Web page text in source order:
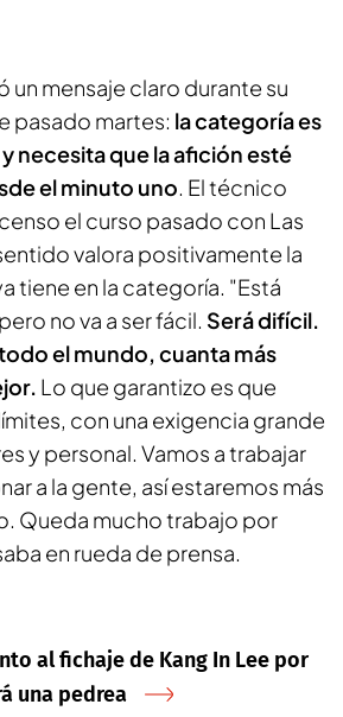
un mensaje claro durante su
pasado martes: la categoría es
necesita que la afición esté
el minuto uno. El técnico
el curso pasado con Las
valora positivamente la
tiene en la categoría. "Está
no va a ser fácil. Será difícil.
el mundo, cuanta más
Lo que garantizo es que
con una exigencia grande
y personal. Vamos a trabajar
a la gente, así estaremos más
Queda mucho trabajo por
en rueda de prensa.
al fichaje de Kang In Lee por
una pedrea